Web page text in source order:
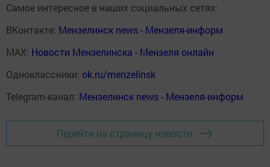
Самое интересное в наших социальных сетях:
ВКонтакте: Мензелинск news - Мензеля-информ
MAX: Новости Мензелинска - Мензеля онлайн
Одноклассники: ok.ru/menzelinsk
Telegram-канал: Мензелинск news - Мензеля-информ
Перейти на страницу новости